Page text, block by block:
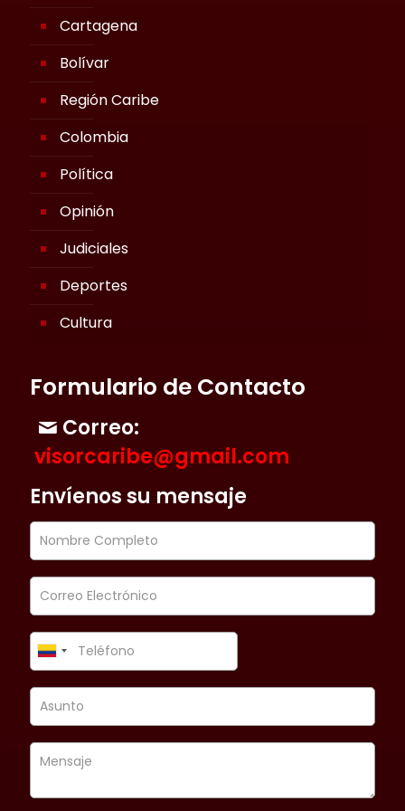
Cartagena
Bolívar
Región Caribe
Colombia
Política
Opinión
Judiciales
Deportes
Cultura
Formulario de Contacto
Correo:
visorcaribe@gmail.com
Envíenos su mensaje